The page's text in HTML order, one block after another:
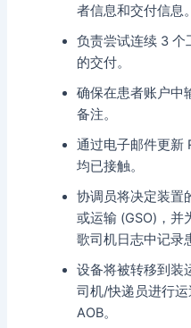
者信息和交付信息。
负责尝试连续 3 个
的交付。
确保在患者账户中
备注。
通过电子邮件更新
均已接触。
协调员将决定装置
或运输 (GSO)，并
歌司机日志中记录
设备将被转移到装
司机/快递员进行
AOB。